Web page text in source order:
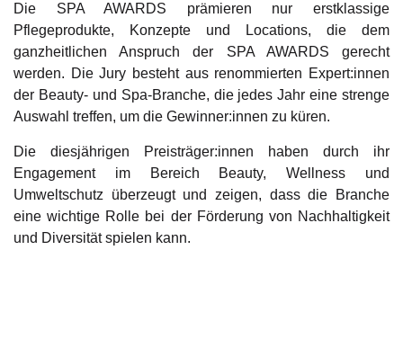
Die SPA AWARDS prämieren nur erstklassige
Pflegeprodukte, Konzepte und Locations, die dem
ganzheitlichen Anspruch der SPA AWARDS gerecht
werden. Die Jury besteht aus renommierten Expert:innen
der Beauty- und Spa-Branche, die jedes Jahr eine strenge
Auswahl treffen, um die Gewinner:innen zu küren.
Die diesjährigen Preisträger:innen haben durch ihr
Engagement im Bereich Beauty, Wellness und
Umweltschutz überzeugt und zeigen, dass die Branche
eine wichtige Rolle bei der Förderung von Nachhaltigkeit
und Diversität spielen kann.